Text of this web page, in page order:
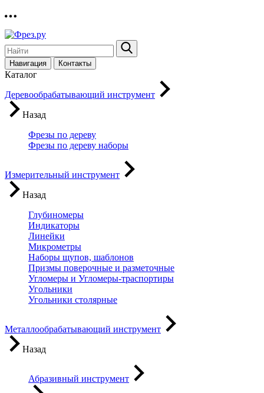
Навигация Контакты
Каталог
Деревообрабатывающий инструмент
Назад
Фрезы по дереву
Фрезы по дереву наборы
Измерительный инструмент
Назад
Глубиномеры
Индикаторы
Линейки
Микрометры
Наборы щупов, шаблонов
Призмы поверочные и разметочные
Угломеры и Угломеры-траспортиры
Угольники
Угольники столярные
Металлообрабатывающий инструмент
Назад
Абразивный инструмент